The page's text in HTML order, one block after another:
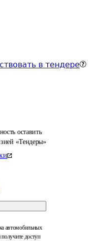
в тендере
оставить
«Тендеры»
автомобильных
получите доступ